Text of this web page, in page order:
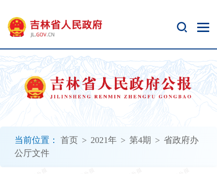
当前位置： 首页 > 2021年 > 第4期 > 省政府办
公厅文件
开
无
障
碍
说
明
加